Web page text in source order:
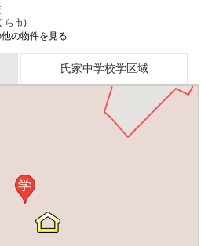
ら市)
の物件を見る
氏家中学校学区域
学